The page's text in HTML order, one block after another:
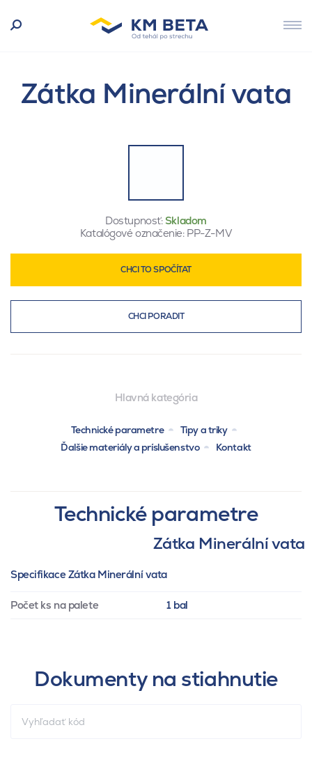
Zátka Minerální vata
Dostupnosť:Skladom
Katalógové označenie: PP-Z-MV
CHCI TO SPOČÍTAT
CHCI PORADIT
Hlavná kategória
Technické parametre
Tipy a triky
Ďalšie materiály a príslušenstvo
Kontakt
Technické parametre
Zátka Minerální vata
Specifikace Zátka Minerální vata
Počet ks na palete 1 bal
Dokumenty na stiahnutie